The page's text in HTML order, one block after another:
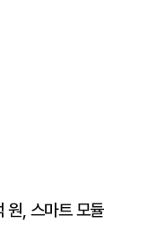
원, 스마트 모듈